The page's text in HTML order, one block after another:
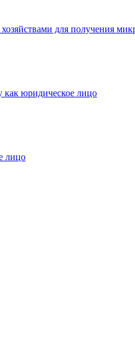
для получения
как юридическое лицо
лицо